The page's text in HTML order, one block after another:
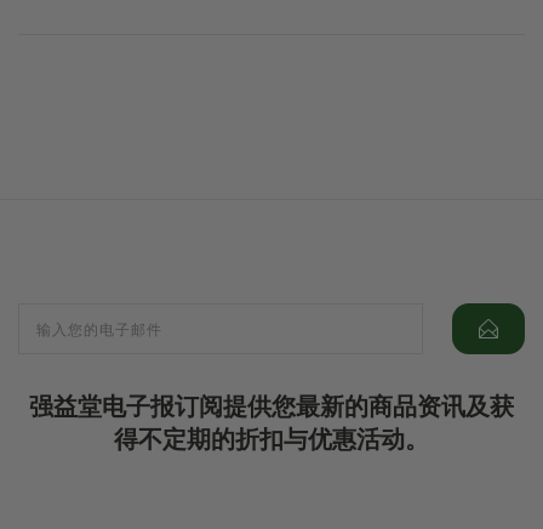
强益堂电子报订阅提供您最新的商品资讯及获
得不定期的折扣与优惠活动。